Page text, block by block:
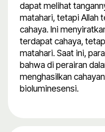
dapat melihat
matahari, tetapi Allah
cahaya. Ini
terdapat cahaya,
matahari. Saat ini,
bahwa di perairan
menghasilkan
bioluminesensi.